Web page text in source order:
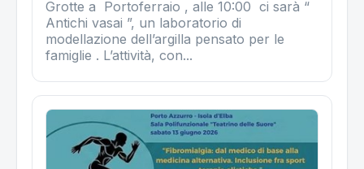
Grotte a Portoferraio , alle 10:00 ci sarà “
Antichi vasai ”, un laboratorio di
modellazione dell’argilla pensato per le
famiglie . L’attività, con...